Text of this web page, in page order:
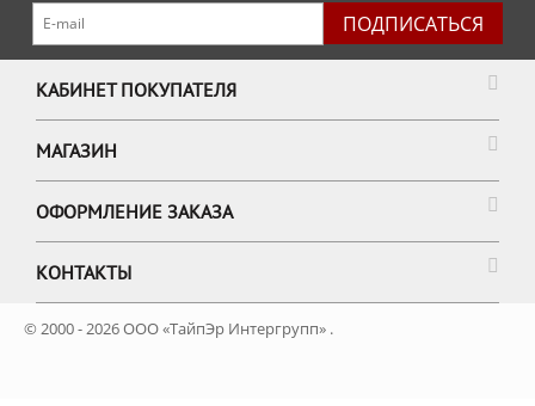
ПОДПИСАТЬСЯ
КАБИНЕТ ПОКУПАТЕЛЯ
МАГАЗИН
ОФОРМЛЕНИЕ ЗАКАЗА
КОНТАКТЫ
© 2000 - 2026 ООО «ТайпЭр Интергрупп» .